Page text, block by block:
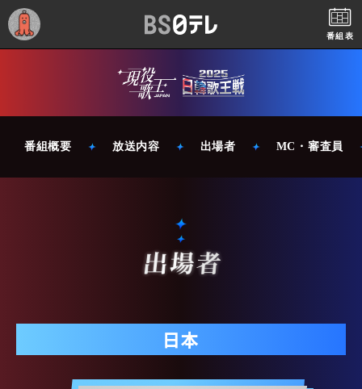
番組表
番組概要 放送内容 出場者 MC・審査員
日本